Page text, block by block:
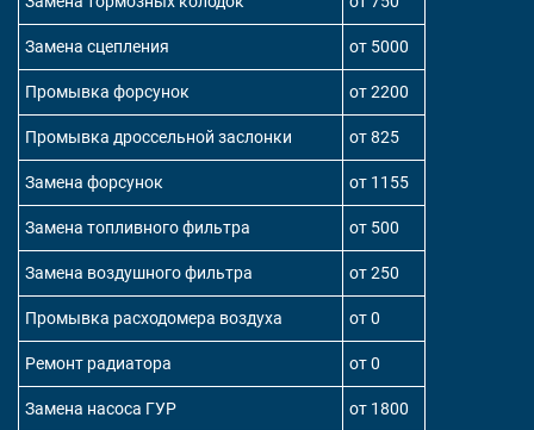
Замена сцепления от 5000
Промывка форсунок от 2200
Промывка дроссельной заслонки от 825
Замена форсунок от 1155
Замена топливного фильтра от 500
Замена воздушного фильтра от 250
Промывка расходомера воздуха от 0
Ремонт радиатора от 0
Замена насоса ГУР от 1800